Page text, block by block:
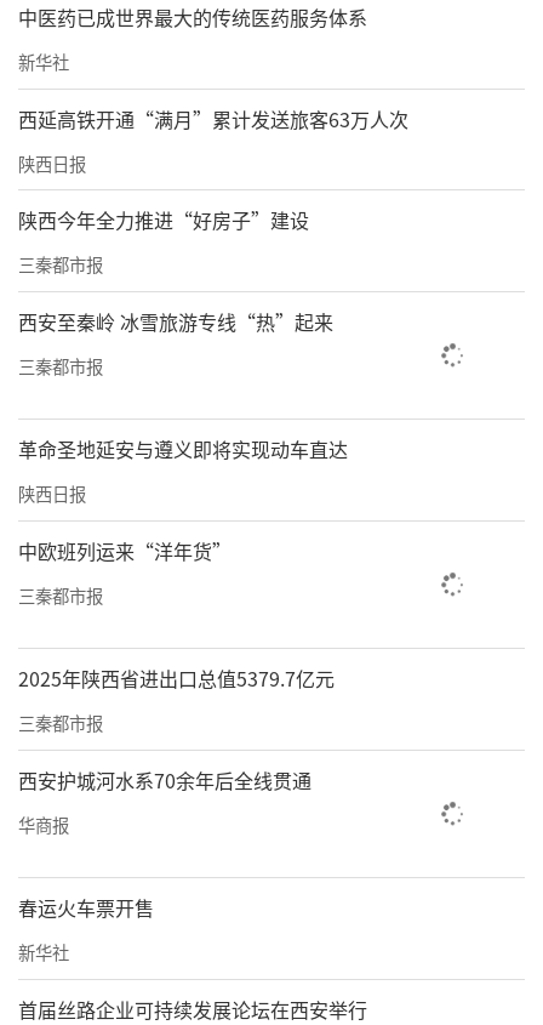
中医药已成世界最大的传统医药服务体系
新华社
西延高铁开通“满月”累计发送旅客63万人次
陕西日报
陕西今年全力推进“好房子”建设
三秦都市报
西安至秦岭 冰雪旅游专线“热”起来
三秦都市报
革命圣地延安与遵义即将实现动车直达
陕西日报
中欧班列运来“洋年货”
三秦都市报
2025年陕西省进出口总值5379.7亿元
三秦都市报
西安护城河水系70余年后全线贯通
华商报
春运火车票开售
新华社
首届丝路企业可持续发展论坛在西安举行